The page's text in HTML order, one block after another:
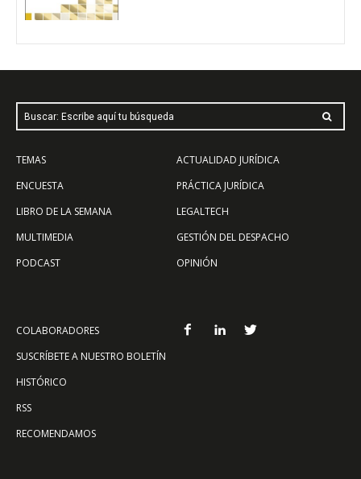
Buscar: Escribe aquí tu búsqueda
TEMAS
ENCUESTA
LIBRO DE LA SEMANA
MULTIMEDIA
PODCAST
ACTUALIDAD JURÍDICA
PRÁCTICA JURÍDICA
LEGALTECH
GESTIÓN DEL DESPACHO
OPINIÓN
COLABORADORES
SUSCRÍBETE A NUESTRO BOLETÍN
HISTÓRICO
RSS
RECOMENDAMOS